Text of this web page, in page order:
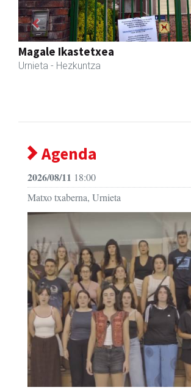
Ikasmin ikasketa zentroa
Urnieta - Ikasketa zentroak
Previous
Agenda
2026/08/11 18:00
Matxo txaberna, Urnieta